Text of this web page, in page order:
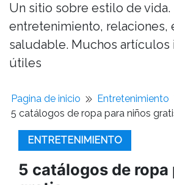
Un sitio sobre estilo de vida.
entretenimiento, relaciones,
saludable. Muchos artículos
útiles
Pagina de inicio
Entretenimiento
5 catálogos de ropa para niños
ENTRETENIMIENTO
5 catálogos de ropa